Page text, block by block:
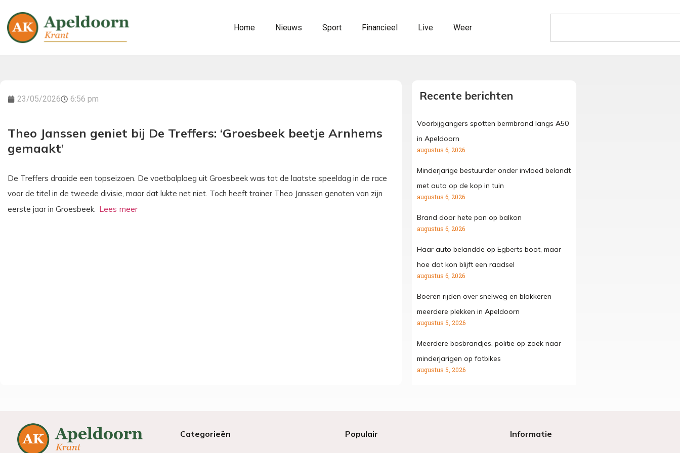
Home Nieuws Sport Financieel Live Weer
23/05/2026 6:56 pm
Theo Janssen geniet bij De Treffers: ‘Groesbeek beetje Arnhems
gemaakt’
De Treffers draaide een topseizoen. De voetbalploeg uit Groesbeek was tot de laatste speeldag in de race
voor de titel in de tweede divisie, maar dat lukte net niet. Toch heeft trainer Theo Janssen genoten van zijn
eerste jaar in Groesbeek.
Recente berichten
Voorbijgangers spotten bermbrand langs A50
in Apeldoorn
augustus 6, 2026
Minderjarige bestuurder onder invloed belandt
met auto op de kop in tuin
augustus 6, 2026
Brand door hete pan op balkon
augustus 6, 2026
Haar auto belandde op Egberts boot, maar
hoe dat kon blijft een raadsel
augustus 6, 2026
Boeren rijden over snelweg en blokkeren
meerdere plekken in Apeldoorn
augustus 5, 2026
Meerdere bosbrandjes, politie op zoek naar
minderjarigen op fatbikes
augustus 5, 2026
Categorieën Populair Informatie